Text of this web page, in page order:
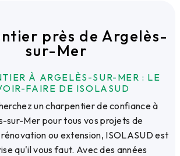
près de Argelès-
sur-Mer
À ARGELÈS-SUR-MER : LE
FAIRE DE ISOLASUD
un charpentier de confiance à
sur-Mer pour tous vos projets de
ou extension, ISOLASUD est
qu'il vous faut. Avec des années